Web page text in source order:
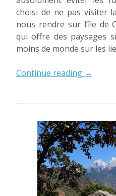
choisi de ne pas visiter
nous rendre sur l’île de
qui offre des paysages
moins de monde sur les
Continue reading « L’île
et
la
baie
→